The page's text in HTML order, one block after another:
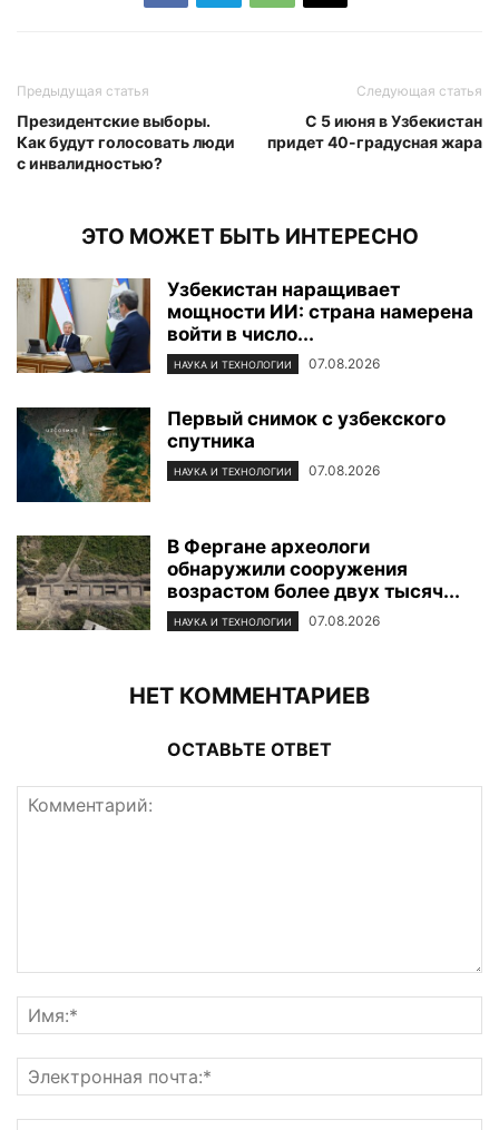
Предыдущая статья
Президентские выборы.
Как будут голосовать люди
с инвалидностью?
Следующая статья
С 5 июня в Узбекистан
придет 40-градусная жара
ЭТО МОЖЕТ БЫТЬ ИНТЕРЕСНО
Узбекистан наращивает
мощности ИИ: страна намерена
войти в число...
НАУКА И ТЕХНОЛОГИИ 07.08.2026
Первый снимок с узбекского
спутника
НАУКА И ТЕХНОЛОГИИ 07.08.2026
В Фергане археологи
обнаружили сооружения
возрастом более двух тысяч...
НАУКА И ТЕХНОЛОГИИ 07.08.2026
НЕТ КОММЕНТАРИЕВ
ОСТАВЬТЕ ОТВЕТ